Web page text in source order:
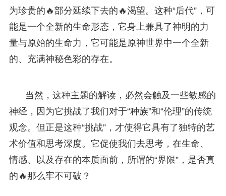
为珍贵的🔥部分延续下去的🔥渴望。这种“后代”，可
能是一个全新的生命形态，它身上兼具了神明的力
量与原始的生命力，它可能是原神世界中一个全新
的、充满神秘色彩的存在。
当然，这种主题的解读，必然会触及一些敏感的
神经，因为它挑战了我们对于“种族”和“伦理”的传统
观念。但正是这种“挑战”，才使得它具有了独特的艺
术价值和思考深度。它促使我们去思考，在生命、
情感、以及存在的本质面前，所谓的“界限”，是否真
的🔥那么牢不可破？